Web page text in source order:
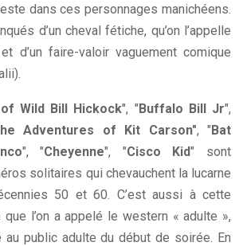
dans ces personnages manichéens.
d’un cheval fétiche, qu’on l’appelle
d’un faire-valoir vaguement comique
Wild Bill Hickock", "Buffalo Bill Jr",
Adventures of Kit Carson", "Bat
", "Cheyenne", "Cisco Kid" sont
solitaires qui chevauchent la lucarne
50 et 60. C’est aussi à cette
l’on a appelé le western « adulte »,
au public adulte du début de soirée. En